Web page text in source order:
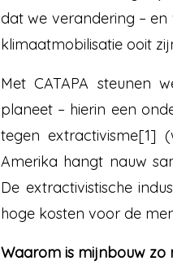
dat we verandering – en
klimaatmobilisatie ooit
Met CATAPA steunen
planeet – hierin een
tegen extractivisme[1]
Amerika hangt nauw
De extractivistische
hoge kosten voor de
Waarom is mijnbouw zo